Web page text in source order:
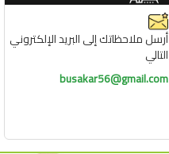
أرسل ملاحظاتك إلى البريد الإلكتروني
التالي
busakar56@gmail.com